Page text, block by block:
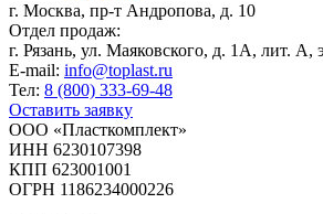
г. Москва, пр-т Андропова, д. 10
Отдел продаж:
г. Рязань, ул. Маяковского, д. 1А, лит. А,
E-mail: info@toplast.ru
Тел: 8 (800) 333-69-48
Оставить заявку
ООО «Пласткомплект»
ИНН 6230107398
КПП 623001001
ОГРН 1186234000226